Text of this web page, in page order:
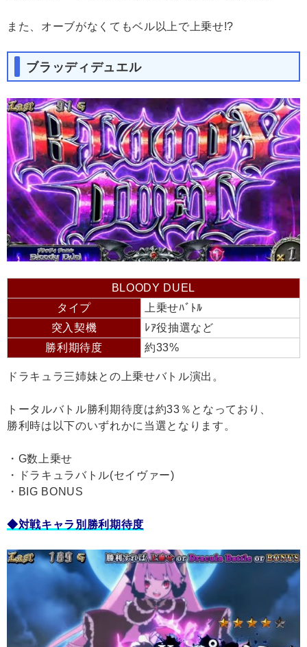
また、オーブがなくてもベル以上で上乗せ!?
ブラッディデュエル
BLOODY DUEL
タイプ
上乗せﾊﾞﾄﾙ
突入契機
ﾚｱ役抽選など
勝利期待度
約33%
ドラキュラ三姉妹との上乗せバトル演出。
トータルバトル勝利期待度は約33％となっており、
勝利時は以下のいずれかに当選となります。
・G数上乗せ
・ドラキュラバトル(セイヴァー)
・BIG BONUS
◆対戦キャラ別勝利期待度